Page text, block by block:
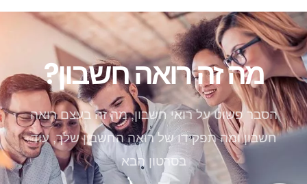
מה זה רואה חשבון?
הסבר פשוט על רואי חשבון, מה זה בעצם רואה
חשבון ומה תפקידו של רואה החשבון שלך, עוד
בסרטון הבא